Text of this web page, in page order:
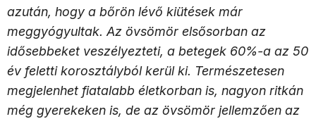
azután, hogy a bőrön lévő kiütések már
meggyógyultak. Az övsömör elsősorban az
idősebbeket veszélyezteti, a betegek 60%-a az 50
év feletti korosztályból kerül ki. Természetesen
megjelenhet fiatalabb életkorban is, nagyon ritkán
még gyerekeken is, de az övsömör jellemzően az